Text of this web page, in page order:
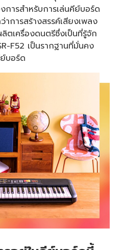
รสำหรับการเล่นคีย์บอร์ด
าการสร้างสรรค์เสียงเพลง
เครื่องดนตรีซึ่งเป็นที่รู้จัก
F52 เป็นรากฐานที่มั่นคง
บอร์ด